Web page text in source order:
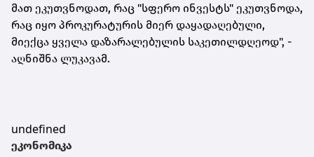
მათ ეკუთვნოდათ, რაც "სფერო ინვესტს" ეკუთვნოდა,
რაც იყო პროკურატურის მიერ დაყადაღებული,
მიექცა ყველა დაზარალებულის საკეთილდღეოდ", -
აღნიშნა ლუკავამ.
undefined
ეკონომიკა